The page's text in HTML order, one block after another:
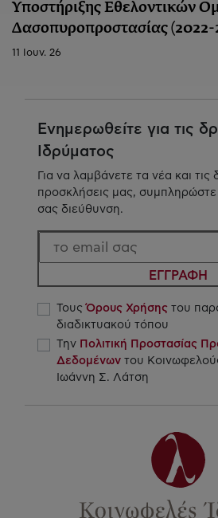
Υποστήριξης Εθελοντικών
Δασοπυροπροστασίας (2022-
11 Ιουν. 26
Ενημερωθείτε για τις
Ιδρύματος
Για να λαμβάνετε τα νέα και τις
προσκλήσεις μας, συμπληρώστε
σας διεύθυνση.
ΕΓΓΡΑΦΗ
ΤουςΌρους Χρήσης του
διαδικτυακού τόπου
Την Πολιτική Προστασίας
Δεδομένων του
Ιωάννη Σ. Λάτση